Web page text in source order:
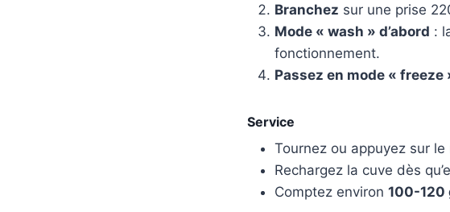
Branchez sur une prise
Mode « wash » d’abord :
fonctionnement.
Passez en mode « freeze
Service
Tournez ou appuyez sur
Rechargez la cuve dès
Comptez environ 100-120